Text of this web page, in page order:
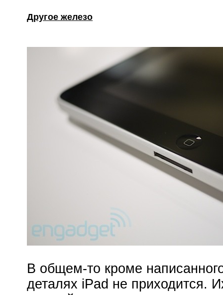
Другое железо
В общем-то кроме
деталях iPad не приходится.